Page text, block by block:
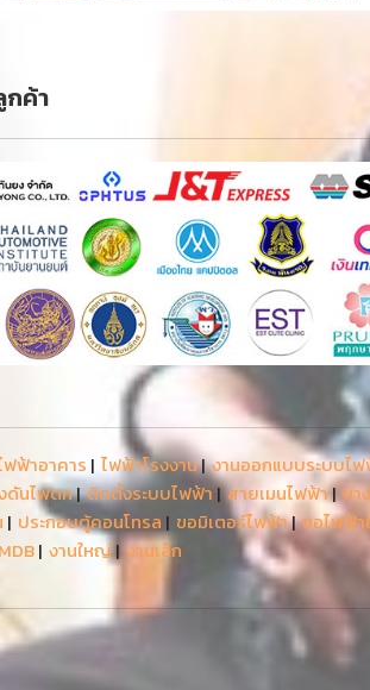
กค้า
ฟฟ้าอาคาร | ไฟฟ้าโรงงาน|งานออกแบบระบบไ
ดันไฟตก|ติดตั้งระบบไฟฟ้า|สายเมนไฟฟ้า| ช่า
| ประกอบตู้คอนโทรล | ขอมิเตอร์ไฟฟ้า|ขอไฟฟ้า
MDB| งานใหญ่| งานเล็ก